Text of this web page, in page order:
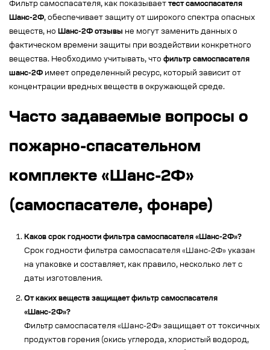
Фильтр самоспасателя, как показывает тест самоспасателя
Шанс-2Ф, обеспечивает защиту от широкого спектра опасных
веществ, но Шанс-2Ф отзывы не могут заменить данных о
фактическом времени защиты при воздействии конкретного
вещества. Необходимо учитывать, что фильтр самоспасателя
шанс-2Ф имеет определенный ресурс, который зависит от
концентрации вредных веществ в окружающей среде.
Часто задаваемые вопросы о
пожарно-спасательном
комплекте «Шанс-2Ф»
(самоспасателе, фонаре)
Каков срок годности фильтра самоспасателя «Шанс-2Ф»?
Срок годности фильтра самоспасателя «Шанс-2Ф» указан
на упаковке и составляет, как правило, несколько лет с
даты изготовления.
От каких веществ защищает фильтр самоспасателя
«Шанс-2Ф»?
Фильтр самоспасателя «Шанс-2Ф» защищает от токсичных
продуктов горения (окись углерода, хлористый водород,